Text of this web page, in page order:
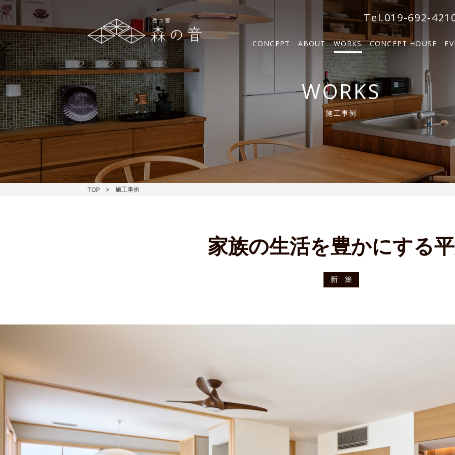
Tel.019-692-
CONCEPT ABOUT WORKS CONCEPT HOUSE
BOSCO VILLA
SOLM【販売中】
WORKS
施工事例
TOP 施工事例
森の家
BOSCO VILLA
SOLM
家族の生活を豊かにする
新 築